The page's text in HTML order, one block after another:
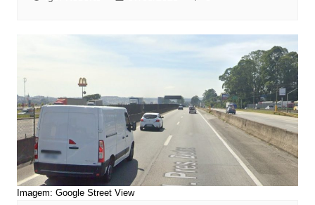
Imagem: Google Street View